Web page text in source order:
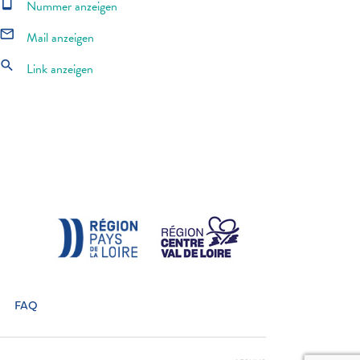
Nummer anzeigen
mail_outline Mail anzeigen
search Link anzeigen
FAQ